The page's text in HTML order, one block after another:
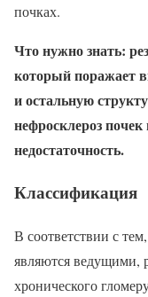
почках.
Что нужно знать:
который поражает
и остальную
нефросклероз
недостаточность.
Классификация
В соответствии с
являются ведущими,
хронического